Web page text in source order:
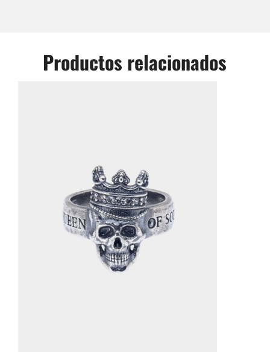
Productos relacionados